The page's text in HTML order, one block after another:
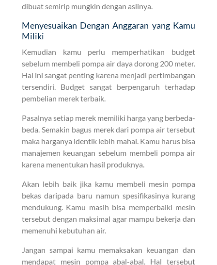
dibuat semirip mungkin dengan aslinya.
Menyesuaikan Dengan Anggaran yang Kamu
Miliki
Kemudian kamu perlu memperhatikan budget
sebelum membeli pompa air daya dorong 200 meter.
Hal ini sangat penting karena menjadi pertimbangan
tersendiri. Budget sangat berpengaruh terhadap
pembelian merek terbaik.
Pasalnya setiap merek memiliki harga yang berbeda-
beda. Semakin bagus merek dari pompa air tersebut
maka harganya identik lebih mahal. Kamu harus bisa
manajemen keuangan sebelum membeli pompa air
karena menentukan hasil produknya.
Akan lebih baik jika kamu membeli mesin pompa
bekas daripada baru namun spesifikasinya kurang
mendukung. Kamu masih bisa memperbaiki mesin
tersebut dengan maksimal agar mampu bekerja dan
memenuhi kebutuhan air.
Jangan sampai kamu memaksakan keuangan dan
mendapat mesin pompa abal-abal. Hal tersebut